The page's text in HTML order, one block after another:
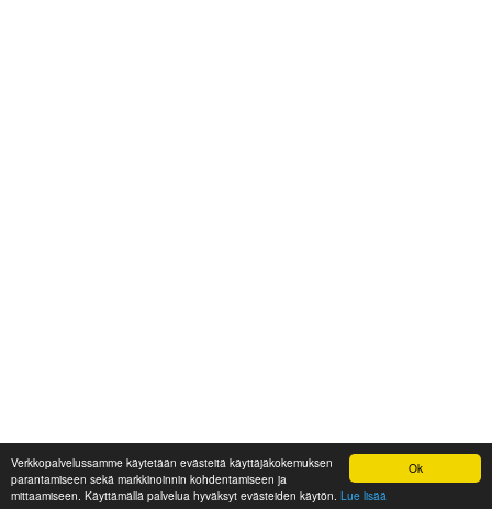
Ok
Verkkopalvelussamme käytetään evästeitä käyttäjäkokemuksen
parantamiseen sekä markkinoinnin kohdentamiseen ja
mittaamiseen. Käyttämällä palvelua hyväksyt evästeiden käytön. Lue lisää